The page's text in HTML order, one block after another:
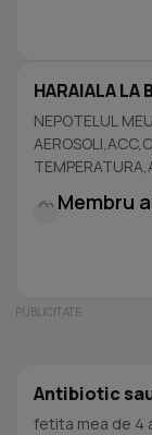
HARAIALA LA
NEPOTELUL
Membru
Antibiotic
fetita mea de 4